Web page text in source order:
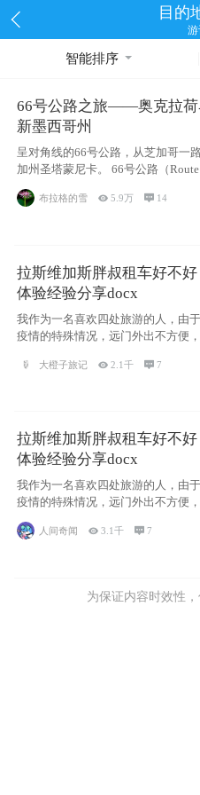
目的
智能排序
66号公路之旅——奥克拉荷
新墨西哥州
呈对角线的66号公路，从芝加哥一
加州圣塔蒙尼卡。 66号公路（
被美国人
布拉格的雪  5.9万  14
拉斯维加斯胖叔租车好不好
体验经验分享docx
我作为一名喜欢四处旅游的人，由
疫情的特殊情况，远门外出不方便，
大橙子旅记 2.1千 7
拉斯维加斯胖叔租车好不好
体验经验分享docx
我作为一名喜欢四处旅游的人，由
疫情的特殊情况，远门外出不方便
了去美国
人间奇闻 3.1千 7
为保证内容时效性